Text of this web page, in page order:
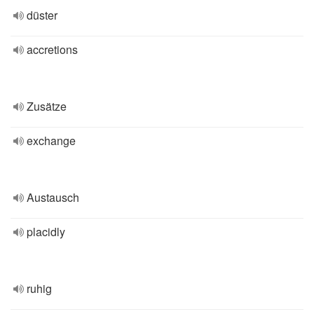
düster
accretions
Zusätze
exchange
Austausch
placidly
ruhig